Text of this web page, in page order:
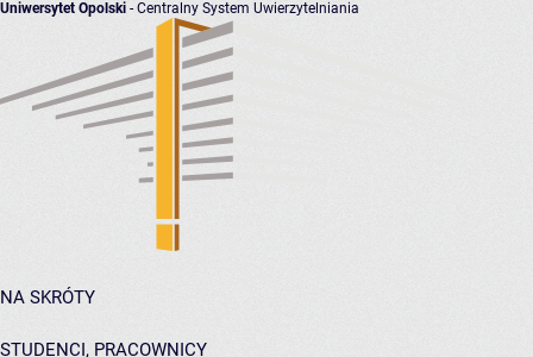
Uniwersytet Opolski - Centralny System Uwierzytelniania
NA SKRÓTY
STUDENCI, PRACOWNICY